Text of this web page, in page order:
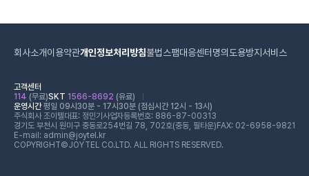
회사소개이용약관개인정보처리방침불법스팸대응센터 명의도용방지서비스
고객센터
114 (무료)SKT 1566-8692 (유료)
운영시간평일 09시30분 - 17시30분 (점심시간 12시 - 13시)
주식회사 조이텔대표: 정민기 사업자등록번호: 886-87-00313
경기도 부천시 원미구 중동로254번길 78, 702호(중동, 필타운) FAX: 02-6958-9821
E-mail: admin@joytel.kr
COPYRIGHT©JOYTEL CO.LTD. ALL RIGHTS RESERVED.